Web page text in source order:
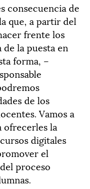
consecuencia de
que, a partir del
frente los
la puesta en
forma, –
de los
Vamos a
ofrecerles la
digitales
el
proceso